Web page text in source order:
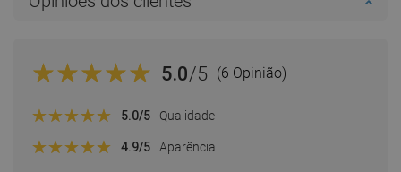
5.0/5 (6 Opinião)
5.0/5 Qualidade
4.9/5 Aparência